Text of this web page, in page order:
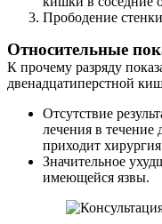
Прободение
Относительные
К прочему разряду
двенадцатиперстной
Отсутствие
лечения в
приходит
Значительное
имеющейся язвы.